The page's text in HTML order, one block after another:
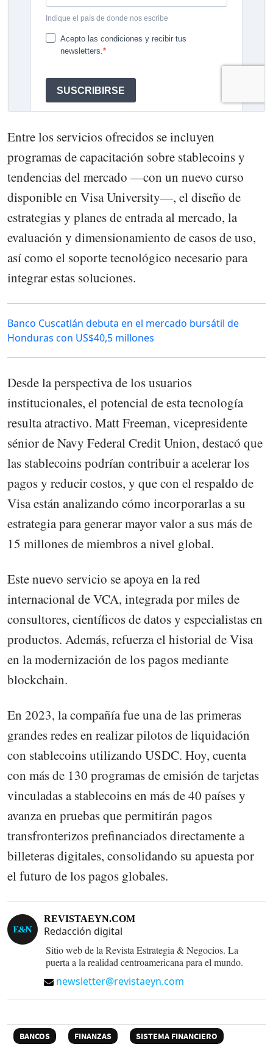
Entre los servicios ofrecidos se incluyen
programas de capacitación sobre stablecoins y
tendencias del mercado —con un nuevo curso
disponible en Visa University—, el diseño de
estrategias y planes de entrada al mercado, la
evaluación y dimensionamiento de casos de uso,
así como el soporte tecnológico necesario para
integrar estas soluciones.
Banco Cuscatlán debuta en el mercado bursátil de
Honduras con US$40,5 millones
Desde la perspectiva de los usuarios
institucionales, el potencial de esta tecnología
resulta atractivo. Matt Freeman, vicepresidente
sénior de Navy Federal Credit Union, destacó que
las stablecoins podrían contribuir a acelerar los
pagos y reducir costos, y que con el respaldo de
Visa están analizando cómo incorporarlas a su
estrategia para generar mayor valor a sus más de
15 millones de miembros a nivel global.
Este nuevo servicio se apoya en la red
internacional de VCA, integrada por miles de
consultores, científicos de datos y especialistas en
productos. Además, refuerza el historial de Visa
en la modernización de los pagos mediante
blockchain.
En 2023, la compañía fue una de las primeras
grandes redes en realizar pilotos de liquidación
con stablecoins utilizando USDC. Hoy, cuenta
con más de 130 programas de emisión de tarjetas
vinculadas a stablecoins en más de 40 países y
avanza en pruebas que permitirán pagos
transfronterizos prefinanciados directamente a
billeteras digitales, consolidando su apuesta por
el futuro de los pagos globales.
REVISTAEYN.COM
Redacción digital
Sitio web de la Revista Estrategia & Negocios. La
puerta a la realidad centroamericana para el mundo.
newsletter@revistaeyn.com
BANCOS FINANZAS
SISTEMA FINANCIERO